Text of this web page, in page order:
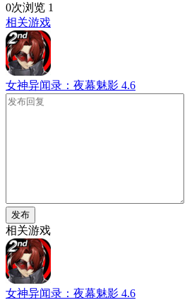
0次浏览 1
相关游戏
女神异闻录：夜幕魅影 4.6
发布
相关游戏
女神异闻录：夜幕魅影 4.6